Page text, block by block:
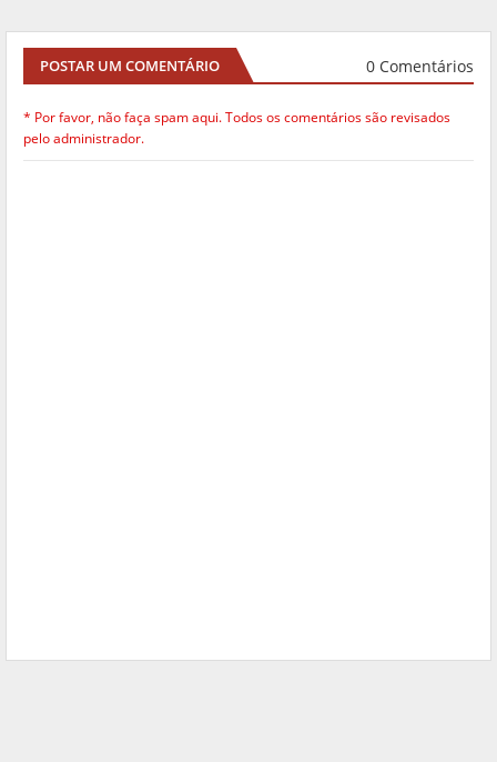
POSTAR UM COMENTÁRIO 0 Comentários
* Por favor, não faça spam aqui. Todos os comentários são revisados
pelo administrador.